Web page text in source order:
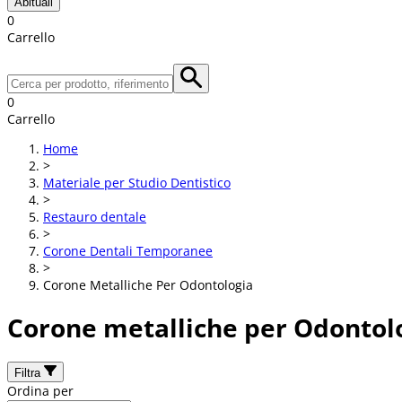
0
Carrello
0
Carrello
Home
>
Materiale per Studio Dentistico
>
Restauro dentale
>
Corone Dentali Temporanee
>
Corone Metalliche Per Odontologia
Corone metalliche per
Filtra
Ordina per